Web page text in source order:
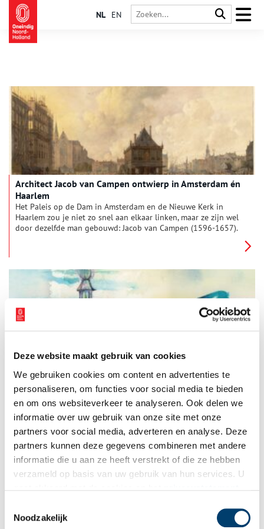
Deze website maakt gebruik van cookies
We gebruiken cookies om content en advertenties te
personaliseren, om functies voor social media te bieden
en om ons websiteverkeer te analyseren. Ook delen we
informatie over uw gebruik van onze site met onze
partners voor social media, adverteren en analyse. Deze
partners kunnen deze gegevens combineren met andere
informatie die u aan ze heeft verstrekt of die ze hebben
verzameld op basis van uw gebruik van hun services. U
Noodzakelijk
NL EN
Architect Jacob van Campen ontwierp in Amsterdam én
Haarlem
Het Paleis op de Dam in Amsterdam en de Nieuwe Kerk in
Haarlem zou je niet zo snel aan elkaar linken, maar ze zijn wel
door dezelfde man gebouwd: Jacob van Campen (1596-1657).
(1596-1657)
Eindelijk verschijnt er een nieuw boek over deze beroemde
Haarlemse architect, decorateur en schilder. Hier, in de
Spaarnestad, kreeg Van Campen zijn schildersopleiding en hij
woonde er zijn halve leven. Hij groeide uit tot een van de
culturele smaakmakers van de zeventiende eeuw en werkte
voor vorsten en regenten. In Haarlem ontwierp hij het
landhuis Elswout, de Nieuwe Kerk en de Vredestempel.
1 min